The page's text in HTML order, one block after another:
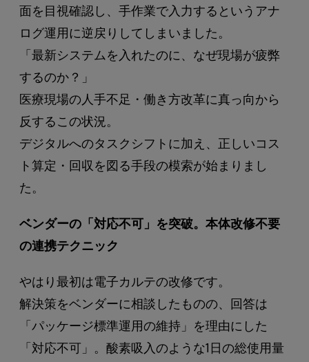
面を目視確認し、手作業で入力するというアナ
ログ運用に逆戻りしてしまいました。
「最新システムを入れたのに、なぜ現場が疲弊
するのか？」
医療現場の人手不足・働き方改革に真っ向から
反するこの状況。
デジタルへのタスクシフトに加え、正しいコス
ト算定・回収を図る手段の模索が始まりまし
た。
ベンダーの「対応不可」を突破。本体改修不要
の連携テクニック
やはり最初は電子カルテの改修です。
解決策をベンダーに相談したものの、回答は
「パッケージ標準運用の維持」を理由にした
「対応不可」。酸素吸入のような1日の総使用量